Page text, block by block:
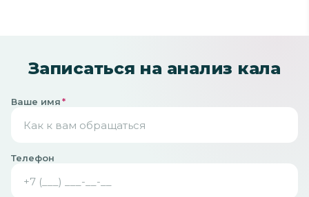
Записаться на анализ кала
Ваше имя*
Телефон